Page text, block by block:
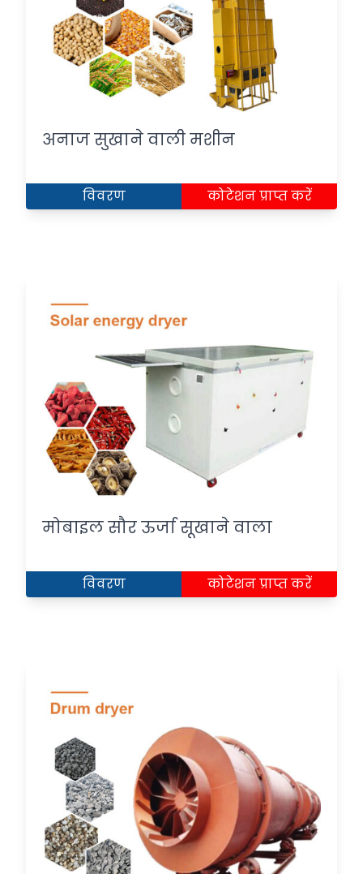
अनाज सुखाने वाली मशीन
विवरण कोटेशन प्राप्त करें
मोबाइल सौर ऊर्जा सूखाने वाला
विवरण कोटेशन प्राप्त करें